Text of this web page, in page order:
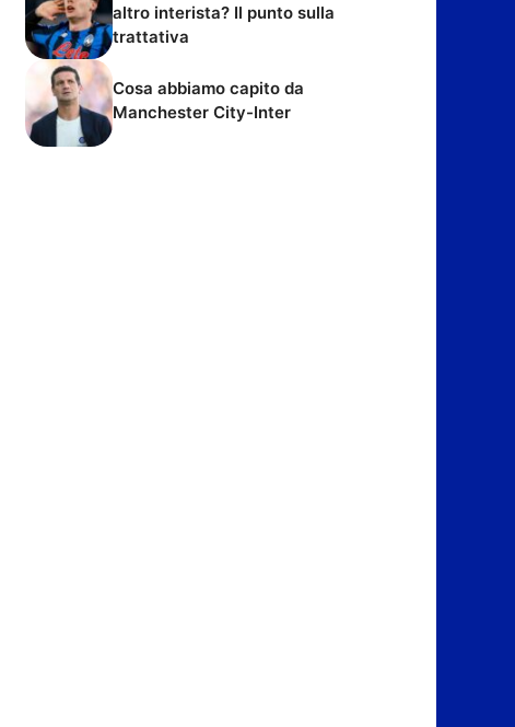
altro interista? Il punto sulla
trattativa
Cosa abbiamo capito da
Manchester City-Inter